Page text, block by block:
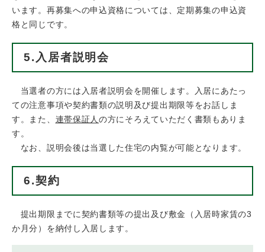
います。再募集への申込資格については、定期募集の申込資
格と同じです。
5.入居者説明会
当選者の方には入居者説明会を開催します。入居にあたっ
ての注意事項や契約書類の説明及び提出期限等をお話しま
す。また、 連帯保証人 の方にそろえていただく書類もありま
す。
なお、説明会後は当選した住宅の内覧が可能となります。
6.契約
提出期限までに契約書類等の提出及び敷金（入居時家賃の3
か月分）を納付し入居します。